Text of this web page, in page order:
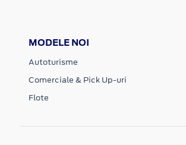
MODELE NOI
Autoturisme
Comerciale & Pick Up-uri
Flote